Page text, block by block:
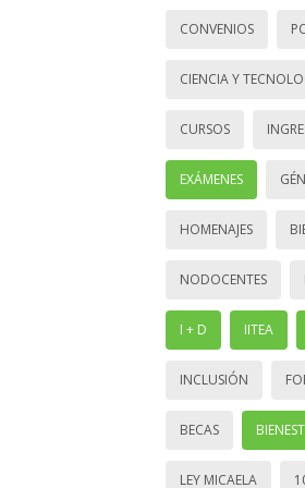
CONVENIOS
CIENCIA Y
CURSOS
EXÁMENES
HOMENAJES
NODOCENTES
I + D IITEA
INCLUSIÓN
BECAS
LEY MICAELA